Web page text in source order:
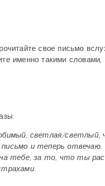
свое письмо
именно такими
светлая/
и теперь отвечаю.
тебе, за то, что ты